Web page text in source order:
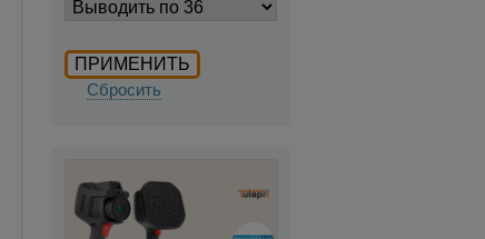
Сбросить